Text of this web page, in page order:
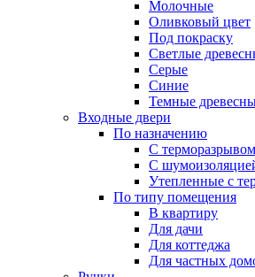
Молочные
Оливковый цвет
Под покраску
Светлые
Серые
Синие
Темные
Входные двери
По назначению
С терморазрывом
С
Утепленные с
По типу помещения
В квартиру
Для дачи
Для коттеджа
Для частных